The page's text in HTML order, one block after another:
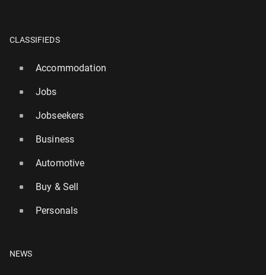
CLASSIFIEDS
Accommodation
Jobs
Jobseekers
Business
Automotive
Buy & Sell
Personals
NEWS